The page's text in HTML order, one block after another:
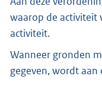
waarop de activiteit
activiteit.
Wanneer gronden
gegeven, wordt